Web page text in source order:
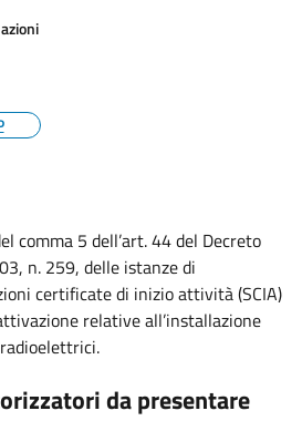
comma 5 dell’art. 44 del Decreto
n. 259, delle istanze di
certificate di inizio attività (SCIA)
relative all’installazione
da presentare